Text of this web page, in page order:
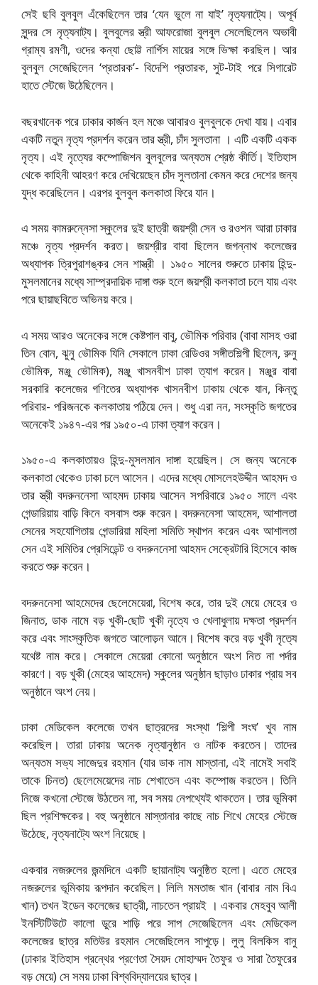
সেই ছবি বুলবুল এঁকেছিলেন তার ‘যেন ভুলে না যাই’ নৃত্যনাট্যে। অপূর্ব
সুন্দর সে নৃত্যনাট্য। বুলবুলের স্ত্রী আফরোজা বুলবুল সেলেছিলেন অভাবী
গ্রাম্য রমণী, ওদের কন্যা ছোট্ট নার্গিস মায়ের সঙ্গে ভিক্ষা করছিল। আর
বুলবুল সেজেছিলেন ‘প্রতারক’- বিদেশি প্রতারক, সুট-টাই পরে সিগারেট
হাতে স্টেজে উঠেছিলেন।
বছরখানেক পরে ঢাকার কার্জন হল মঞ্চে আবারও বুলবুলকে দেখা যায়। এবার
একটি নতুন নৃত্য প্রদর্শন করেন তার স্ত্রী, চাঁদ সুলতানা । এটি একটি একক
নৃত্য। এই নৃত্যের কম্পোজিশন বুলবুলের অন্যতম শ্রেষ্ঠ কীর্তি। ইতিহাস
থেকে কাহিনী আহরণ করে দেখিয়েছেন চাঁদ সুলতানা কেমন করে দেশের জন্য
যুদ্ধ করেছিলেন। এরপর বুলবুল কলকাতা ফিরে যান।
এ সময় কামরুন্নেসা স্কুলের দুই ছাত্রী জয়শ্রী সেন ও রওশন আরা ঢাকার
মঞ্চে নৃত্য প্রদর্শন করত। জয়শ্রীর বাবা ছিলেন জগন্নাথ কলেজের
অধ্যাপক ত্রিপুরাশঙ্কর সেন শাস্ত্রী । ১৯৫০ সালের শুরুতে ঢাকায় হিন্দু-
মুসলমানের মধ্যে সাম্প্রদায়িক দাঙ্গা শুরু হলে জয়শ্রী কলকাতা চলে যায় এবং
পরে ছায়াছবিতে অভিনয় করে।
এ সময় আরও অনেকের সঙ্গে কেষ্টপাল বাবু, ভৌমিক পরিবার (বাবা মাসহ ওরা
তিন বোন, ঝুনু ভৌমিক যিনি সেকালে ঢাকা রেডিওর সঙ্গীতশিল্পী ছিলেন, রুনু
ভৌমিক, মঞ্জু ভৌমিক), মঞ্জু খাসনবীশ ঢাকা ত্যাগ করেন। মঞ্জুর বাবা
সরকারি কলেজের গণিতের অধ্যাপক খাসনবীশ ঢাকায় থেকে যান, কিন্তু
পরিবার- পরিজনকে কলকাতায় পঠিয়ে দেন। শুধু এরা নন, সংস্কৃতি জগতের
অনেকেই ১৯৪৭-এর পর ১৯৫০-এ ঢাকা ত্যাগ করেন।
১৯৫০-এ কলকাতায়ও হিন্দু-মুসলমান দাঙ্গা হয়েছিল। সে জন্য অনেকে
কলকাতা থেকেও ঢাকা চলে আসেন। এদের মধ্যে মোসলেহউদ্দীন আহমদ ও
তার স্ত্রী বদরুননেসা আহমদ ঢাকায় আসেন সপরিবারে ১৯৫০ সালে এবং
গেন্ডারিয়ায় বাড়ি কিনে বসবাস শুরু করেন। বদরুননেসা আহমেদ, আশালতা
সেনের সহযোগিতায় গেন্ডারিয়া মহিলা সমিতি স্থাপন করেন এবং আশালতা
সেন এই সমিতির প্রেসিডেন্ট ও বদরুননেসা আহমদ সেক্রেটারি হিসেবে কাজ
করতে শুরু করেন।
বদরুননেসা আহমেদের ছেলেমেয়েরা, বিশেষ করে, তার দুই মেয়ে মেহের ও
জিনাত, ডাক নামে বড় খুকী-ছোট খুকী নৃত্যে ও খেলাধুলায় দক্ষতা প্রদর্শন
করে এবং সাংস্কৃতিক জগতে আলোড়ন আনে। বিশেষ করে বড় খুকী নৃত্যে
যথেষ্ট নাম করে। সেকালে মেয়েরা কোনো অনুষ্ঠানে অংশ নিত না পর্দার
কারণে। বড় খুকী (মেহের আহমেদ) স্কুলের অনুষ্ঠান ছাড়াও ঢাকার প্রায় সব
অনুষ্ঠানে অংশ নেয়।
ঢাকা মেডিকেল কলেজে তখন ছাত্রদের সংস্থা ‘শিল্পী সংঘ’ খুব নাম
করেছিল। তারা ঢাকায় অনেক নৃত্যানুষ্ঠান ও নাটক করতেন। তাদের
অন্যতম সভ্য সাজেদুর রহমান (যার ডাক নাম মাস্তানা, এই নামেই সবাই
তাকে চিনত) ছেলেমেয়েদের নাচ শেখাতেন এবং কম্পোজ করতেন। তিনি
নিজে কখনো স্টেজে উঠতেন না, সব সময় নেপথ্যেই থাকতেন। তার ভূমিকা
ছিল প্রশিক্ষকের। বহু অনুষ্ঠানে মাস্তানার কাছে নাচ শিখে মেহের স্টেজে
উঠেছে, নৃত্যনাট্যে অংশ নিয়েছে।
একবার নজরুলের জন্মদিনে একটি ছায়ানাট্য অনুষ্ঠিত হলো। এতে মেহের
নজরুলের ভূমিকায় রূপদান করেছিল। লিলি মমতাজ খান (বাবার নাম বিএ
খান) তখন ইডেন কলেজের ছাত্রী, নাচতেন প্রায়ই । একবার মেহবুব আলী
ইনস্টিটিউটে কালো ডুরে শাড়ি পরে সাপ সেজেছিলেন এবং মেডিকেল
কলেজের ছাত্র মতিউর রহমান সেজেছিলেন সাপুড়ে। লুলু বিলকিস বানু
(ঢাকার ইতিহাস গ্রন্থের প্রণেতা সৈয়দ মোহাম্মদ তৈফুর ও সারা তৈফুরের
বড় মেয়ে) সে সময় ঢাকা বিশ্ববিদ্যালয়ের ছাত্র।